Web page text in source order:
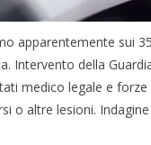
apparentemente sui
Intervento della
medico legale e
o altre lesioni.